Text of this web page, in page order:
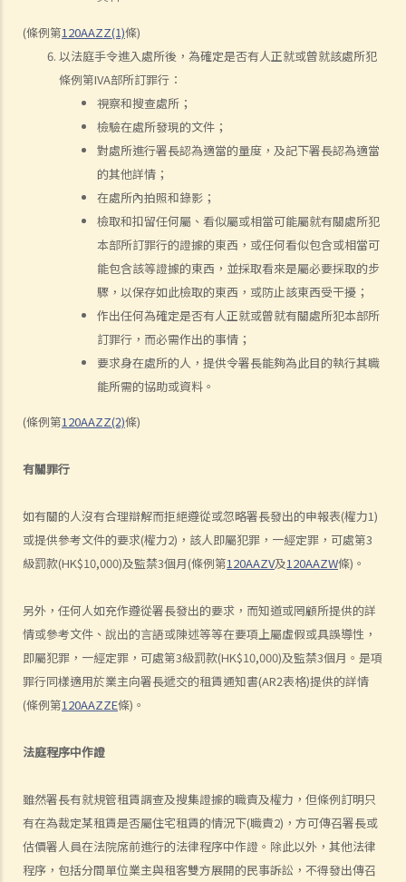
(條例第120AAZZ(1)條)
以法庭手令進入處所後，為確定是否有人正就或曾就該處所犯
條例第IVA部所訂罪行：
視察和搜查處所；
檢驗在處所發現的文件；
對處所進行署長認為適當的量度，及記下署長認為適當
的其他詳情；
在處所內拍照和錄影；
檢取和扣留任何屬、看似屬或相當可能屬就有關處所犯
本部所訂罪行的證據的東西，或任何看似包含或相當可
能包含該等證據的東西，並採取看來是屬必要採取的步
驟，以保存如此檢取的東西，或防止該東西受干擾；
作出任何為確定是否有人正就或曾就有關處所犯本部所
訂罪行，而必需作出的事情；
要求身在處所的人，提供令署長能夠為此目的執行其職
能所需的協助或資料。
(條例第120AAZZ(2)條)
有關罪行
如有關的人沒有合理辯解而拒絕遵從或忽略署長發出的申報表(權力1)
或提供參考文件的要求(權力2)，該人即屬犯罪，一經定罪，可處第3
級罰款(HK$10,000)及監禁3個月(條例第120AAZV及120AAZW條)。
另外，任何人如充作遵從署長發出的要求，而知道或罔顧所提供的詳
情或參考文件、說出的言語或陳述等等在要項上屬虛假或具誤導性，
即屬犯罪，一經定罪，可處第3級罰款(HK$10,000)及監禁3個月。是項
罪行同樣適用於業主向署長遞交的租賃通知書(AR2表格)提供的詳情
(條例第120AAZZE條)。
法庭程序中作證
雖然署長有就規管租賃調查及搜集證據的職責及權力，但條例訂明只
有在為裁定某租賃是否屬住宅租賃的情況下(職責2)，方可傳召署長或
估價署人員在法院席前進行的法律程序中作證。除此以外，其他法律
程序，包括分間單位業主與租客雙方展開的民事訴訟，不得發出傳召
2. 水龍頭損壞了。業主有責任作維修，但拒絕這樣做。我花了 $500 更
換新的水龍頭。我可否少交 $500 租金？
e) 暫緩租金
差餉、管理費及其他費用
追討欠租及收樓
1. 我的租客已經欠租兩個月，我怎樣才可以追討欠租及收回物業？
2. 我的租客已經欠租好幾個月。我可否不訴諸法庭而破門入屋、丟掉租
客的物品及轉換門鎖，以收回物業？
3. 我的租客因輕微漏水問題或不適/干擾而拒絕支付或扣除了幾個月的租
金。 他/她可以這樣做嗎？這是在追討欠租/沒收租賃權的案件中有效的
4. 有關執達事務
判決摘要1：租客繳交租金的責任獨立於租約中業主一方的承諾或責任
(Charmway Development Ltd 訴 Long China Engineering Ltd)
的 (Luvpa Ltd 訴 Honor City HK Pharmacy Ltd)
2.我的租客把租給他的住宅物業用作商業用途（用作辦公室）。此等行
為會否影響我作為業主的權益或使我負上任何責任？假若租客在物業內
3. 我租住一個大廈單位，鄰居每在深夜時分大唱卡啦OK，擾人清夢。我
向大廈管理處投訴，得到的答覆卻指出：由於我只是租客而不是物業擁
有人，所以大廈公契沒有賦予我任何權利，因而無權作出投訴。這是否
正確及我可以怎樣做？
4. 如果租客對鄰居造成滋擾，作為業主要負上責任嗎？業主可以向租客
5. 怎樣為之「結構性改動」？租客有權對物業進行結構性改動嗎？
業做住宅用途。業主後來將我逐出該物業。我可以透過法律程序執行有
關租約及追討補償嗎？
分租
按揭物業